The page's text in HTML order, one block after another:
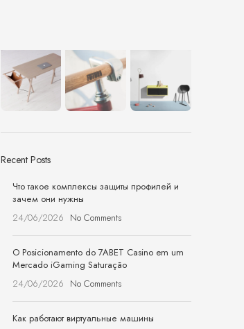
Recent Posts
Что такое комплексы защиты профилей и
зачем они нужны
24/06/2026 No Comments
O Posicionamento do 7ABET Casino em um
Mercado iGaming Saturação
24/06/2026 No Comments
Как работают виртуальные машины